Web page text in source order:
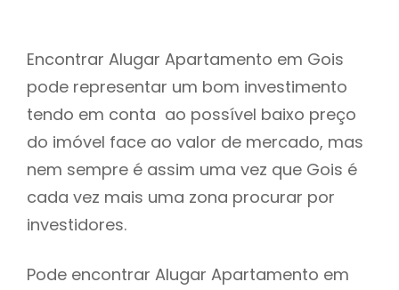
Encontrar Alugar Apartamento em Gois
pode representar um bom investimento
tendo em conta ao possível baixo preço
do imóvel face ao valor de mercado, mas
nem sempre é assim uma vez que Gois é
cada vez mais uma zona procurar por
investidores.
Pode encontrar Alugar Apartamento em